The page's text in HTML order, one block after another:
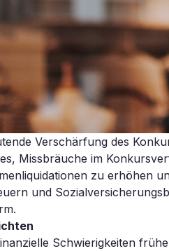
Verschärfung des
Missbräuche im
zu erhöhen
und
Schwierigkeiten